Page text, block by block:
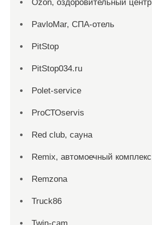
Ozon, оздоровительный центр
PavloMar, СПА-отель
PitStop
PitStop034.ru
Polet-service
ProСТОservis
Red сlub, сауна
Remix, автомоечный комплекс
Remzona
Truck86
Twin-cam